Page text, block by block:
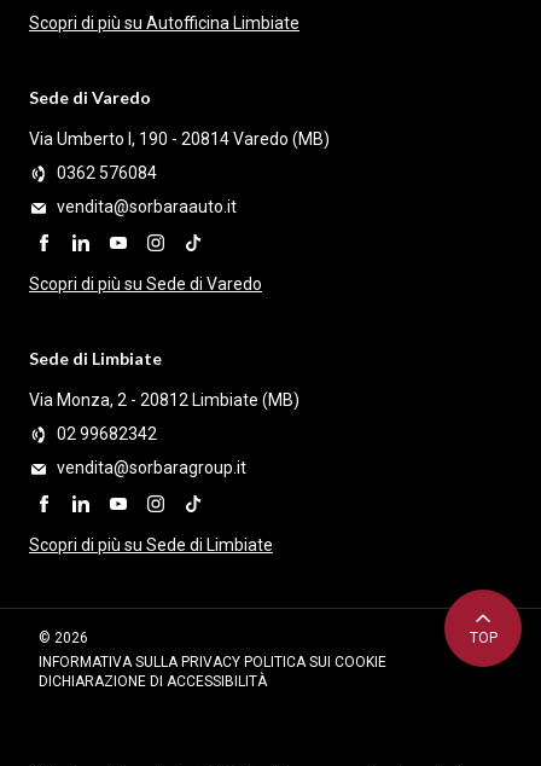
Prese d'aria posteriori
Radio DAB
Rear Cross Traffic Alert (RCTA)
Regolazione dello sterzo a 4 posizioni
Regolazione in altezza delle cinture di sicurezza
Riconoscimento Segnali Stradali (TSR)
Riscaldamento sedili anteriori
Sedile guida con supporto lombare manuale
Sedili in similpelle
portabicchieri
Scopri di più su Autofficina Limbiate
Sede di Varedo
Via Umberto I, 190 - 20814 Varedo (MB)
0362 576084
vendita@sorbaraauto.it
Scopri di più su Sede di Varedo
Sede di Limbiate
Via Monza, 2 - 20812 Limbiate (MB)
02 99682342
vendita@sorbaragroup.it
Scopri di più su Sede di Limbiate
© 2026
INFORMATIVA SULLA PRIVACY POLITICA SUI COOKIE
DICHIARAZIONE DI ACCESSIBILITÀ
TOP